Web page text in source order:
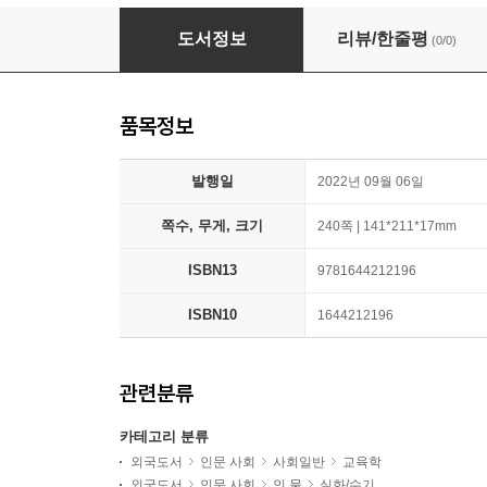
Getting Lost
도서정보 리뷰/한줄평 (0/0)
품목정보
발행일 2022년 09월 06일
쪽수, 무게, 크기 240쪽 | 141*211*17mm
ISBN13 9781644212196
ISBN10 1644212196
관련분류
카테고리 분류
외국도서 인문 사회 사회일반
교육학